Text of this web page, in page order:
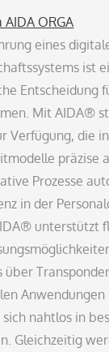
AIDA ORGA
eines
ist
Entscheidung
Mit AIDA®
Verfügung, die
präzise
Prozesse
in der
unterstützt
über
Anwendungen
nahtlos in
Gleichzeitig